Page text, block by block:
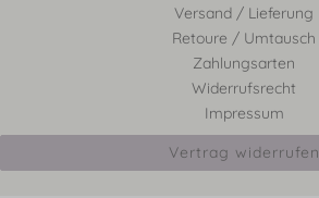
Versand / Lieferung
Retoure / Umtausch
Zahlungsarten
Widerrufsrecht
Impressum
Vertrag widerrufen